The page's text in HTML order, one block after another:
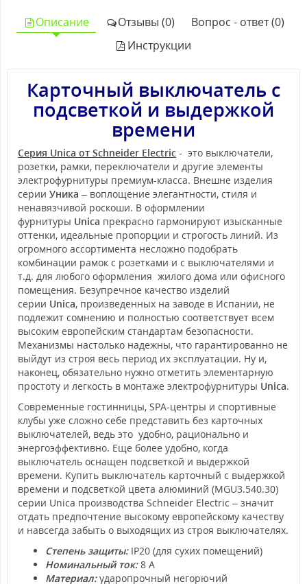
Описание Отзывы (0)
Вопрос - ответ (0)
Инструкции
Карточный выключатель с
подсветкой и выдержкой
времени
Серия Unica от Schneider Electric - это выключатели,
розетки, рамки, переключатели и другие элементы
электрофурнитуры премиум-класса. Внешне изделия
серии Уника – воплощение элегантности, стиля и
ненавязчивой роскоши. В оформлении
фурнитуры Unica прекрасно гармонируют изысканные
оттенки, идеальные пропорции и строгость линий. Из
огромного ассортимента несложно подобрать
комбинации рамок с розетками и с выключателями и
т.д. для любого оформления жилого дома или офисного
помещения. Безупречное качество изделий
серии Unica, произведенных на заводе в Испании, не
подлежит сомнению и полностью соответствует всем
высоким европейским стандартам безопасности.
Механизмы настолько надежны, что гарантированно не
выйдут из строя весь период их эксплуатации. Ну и,
наконец, обязательно нужно отметить элементарную
простоту и легкость в монтаже электрофурнитуры Unica.
Современные гостинницы, SPA-центры и спортивные
клубы уже сложно себе представить без карточных
выключателей, ведь это удобно, рационально и
энергоэффективно. Еще более удобно, когда
выключатель оснащен подсветкой и выдержкой
времени. Купить выключатель карточный с выдержкой
времени и подсветкой цвета алюминий (MGU3.540.30)
серии Unica производства Schneider Electric – значит
отдать предпочтение высокому европейскому качеству
и навсегда забыть о выходящих из строя выключателях.
Степень защиты:IP20 (для сухих помещений)
Номинальный ток:8 А
Материал:ударопрочный негорючий